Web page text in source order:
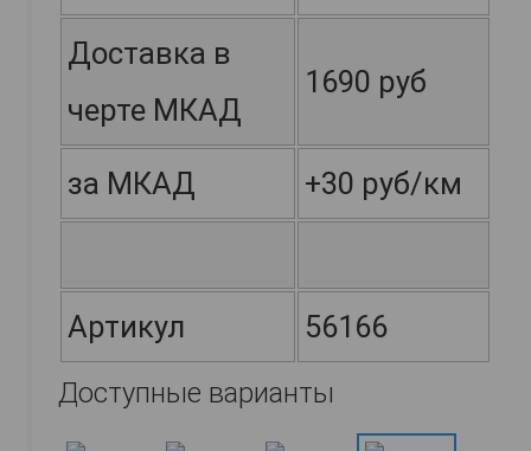
Доставка в
черте МКАД
1690 руб
за МКАД +30 руб/км
Артикул 56166
Доступные варианты